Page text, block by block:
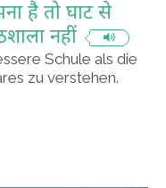
है तो घाट से
नहीं
Schule als die
zu verstehen.